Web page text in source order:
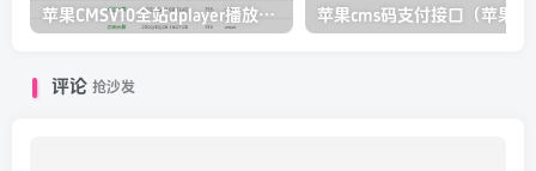
苹果CMSV10全站dplayer播放器增加记忆+P2P播放+弹幕+自动下一集功能
评论 抢沙发